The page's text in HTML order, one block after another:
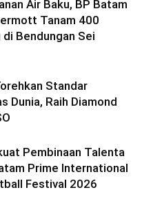
Air Baku, BP Batam
Tanam 400
Bendungan Sei
Standar
Dunia, Raih Diamond
Pembinaan Talenta
Prime International
Festival 2026